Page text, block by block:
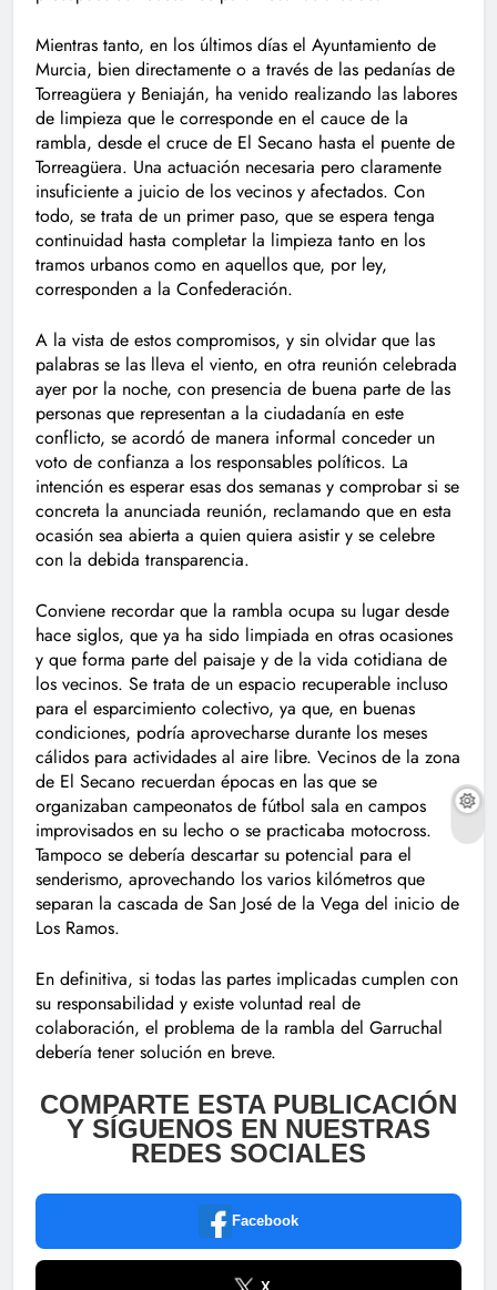
Mientras tanto, en los últimos días el Ayuntamiento de
Murcia, bien directamente o a través de las pedanías de
Torreagüera y Beniaján, ha venido realizando las labores
de limpieza que le corresponde en el cauce de la
rambla, desde el cruce de El Secano hasta el puente de
Torreagüera. Una actuación necesaria pero claramente
insuficiente a juicio de los vecinos y afectados. Con
todo, se trata de un primer paso, que se espera tenga
continuidad hasta completar la limpieza tanto en los
tramos urbanos como en aquellos que, por ley,
corresponden a la Confederación.
A la vista de estos compromisos, y sin olvidar que las
palabras se las lleva el viento, en otra reunión celebrada
ayer por la noche, con presencia de buena parte de las
personas que representan a la ciudadanía en este
conflicto, se acordó de manera informal conceder un
voto de confianza a los responsables políticos. La
intención es esperar esas dos semanas y comprobar si se
concreta la anunciada reunión, reclamando que en esta
ocasión sea abierta a quien quiera asistir y se celebre
con la debida transparencia.
Conviene recordar que la rambla ocupa su lugar desde
hace siglos, que ya ha sido limpiada en otras ocasiones
y que forma parte del paisaje y de la vida cotidiana de
los vecinos. Se trata de un espacio recuperable incluso
para el esparcimiento colectivo, ya que, en buenas
condiciones, podría aprovecharse durante los meses
cálidos para actividades al aire libre. Vecinos de la zona
de El Secano recuerdan épocas en las que se
organizaban campeonatos de fútbol sala en campos
improvisados en su lecho o se practicaba motocross.
Tampoco se debería descartar su potencial para el
senderismo, aprovechando los varios kilómetros que
separan la cascada de San José de la Vega del inicio de
Los Ramos.
En definitiva, si todas las partes implicadas cumplen con
su responsabilidad y existe voluntad real de
colaboración, el problema de la rambla del Garruchal
debería tener solución en breve.
COMPARTE ESTA PUBLICACIÓN
Y SÍGUENOS EN NUESTRAS
REDES SOCIALES
Facebook